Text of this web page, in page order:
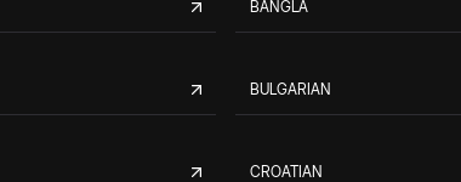
BANGLA
BULGARIAN
CROATIAN